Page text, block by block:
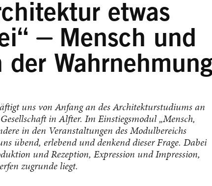
etwas
⏤ Mensch und
uns von Anfang an des Architekturstudiums an
in Alfter. Im Einstiegsmodul „Mensch,
in den Veranstaltungen des Modulbereichs
übend, erlebend und denkend dieser Frage. Dabei
und Rezeption, Expression und Impression,
zugrunde liegt.